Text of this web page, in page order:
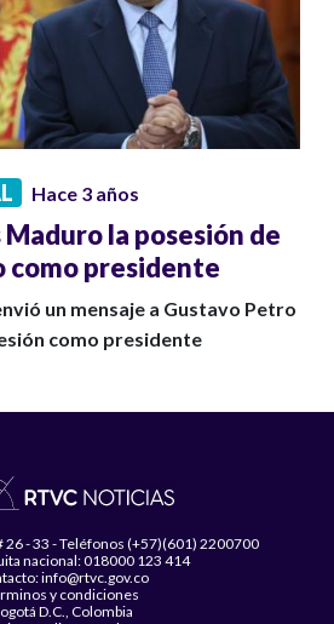
Hace 3 años
la posesión de
como presidente
un mensaje a Gustavo Petro
como presidente
26 - 33 - Teléfonos (+57)(601) 2200700
nacional: 018000 123 414
info@rtvc.gov.co
y condiciones
D.C., Colombia